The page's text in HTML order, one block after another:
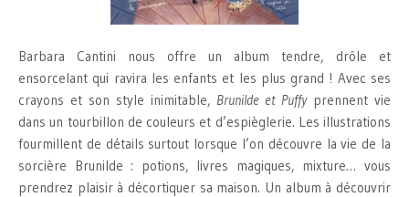
Barbara Cantini nous offre un album tendre, drôle et
ensorcelant qui ravira les enfants et les plus grand ! Avec ses
crayons et son style inimitable, Brunilde et Puffyprennent vie
dans un tourbillon de couleurs et d’espièglerie. Les illustrations
fourmillent de détails surtout lorsque l’on découvre la vie de la
sorcière Brunilde : potions, livres magiques, mixture… vous
prendrez plaisir à décortiquer sa maison. Un album à découvrir